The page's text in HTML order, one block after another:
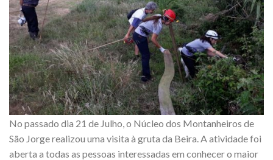
No passado dia 21 de Julho, o Núcleo dos Montanheiros de
São Jorge realizou uma visita à gruta da Beira. A atividade foi
aberta a todas as pessoas interessadas em conhecer o maior